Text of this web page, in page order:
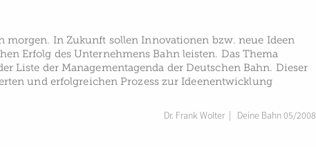
morgen. In Zukunft sollen Innovationen bzw. neue Ideen
Erfolg des Unternehmens Bahn leisten. Das Thema
Liste der Managementagenda der Deutschen Bahn. Dieser
und erfolgreichen Prozess zur Ideenentwicklung
Dr. Frank Wolter| Deine Bahn 05/2008